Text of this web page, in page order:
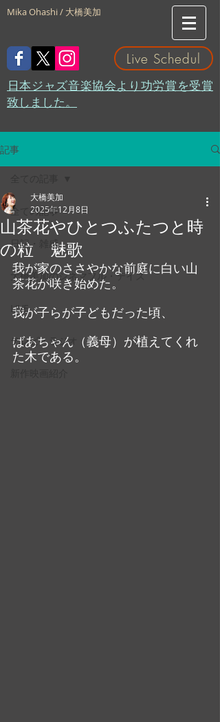
Mika Ohashi / 大橋美加
Live Schedul
​日本ジャズ音楽協会より功労賞を受賞
致しました。
記事
全ての記事
日記・雑感
大橋美加のシネマフル・デイズ
LIVE
テレビ・ラジオ
山茶花やひとつふたつと時
の粒 魅歌
大橋美加
2025年12月8日
我が家のささやかな前庭に白い山
茶花が咲き始めた。
我が子らが子どもだった頃、
ばあちゃん（義母）が植えてくれ
た木である。